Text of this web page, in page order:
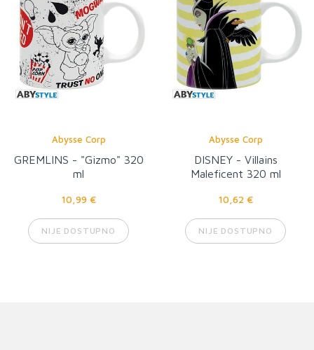
Abysse Corp
GREMLINS - "Gizmo" 320
ml
10,99 €
NIJE DOSTUPNO
Abysse Corp
DISNEY - Villains
Maleficent 320 ml
10,62 €
NIJE DOSTUPNO